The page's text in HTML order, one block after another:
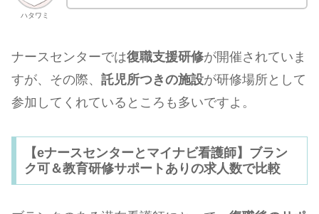
ハタワミ
ナースセンターでは復職支援研修が開催されていま
すが、その際、 託児所つきの施設が研修場所として
参加してくれているところも多いですよ。
【eナースセンターとマイナビ看護師】ブラン
ク可＆教育研修サポートありの求人数で比較